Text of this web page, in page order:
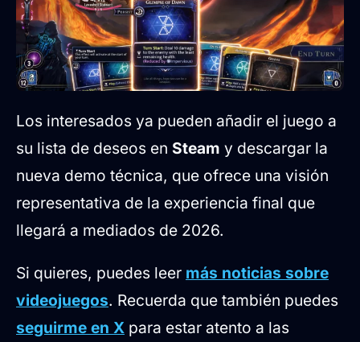
Los interesados ya pueden añadir el juego a
su lista de deseos en Steam y descargar la
nueva demo técnica, que ofrece una visión
representativa de la experiencia final que
llegará a mediados de 2026.
Si quieres, puedes leer más noticias sobre
videojuegos. Recuerda que también puedes
seguirme en X para estar atento a las